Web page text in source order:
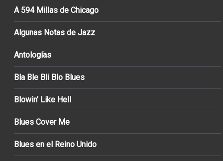
A 594 Millas de Chicago
Algunas Notas de Jazz
Antologías
Bla Ble Bli Blo Blues
Blowin’ Like Hell
Blues Cover Me
Blues en el Reino Unido